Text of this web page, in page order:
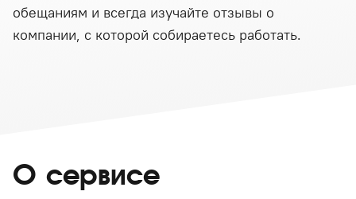
обещаниям и всегда изучайте отзывы о
компании, с которой собираетесь работать.
О сервисе